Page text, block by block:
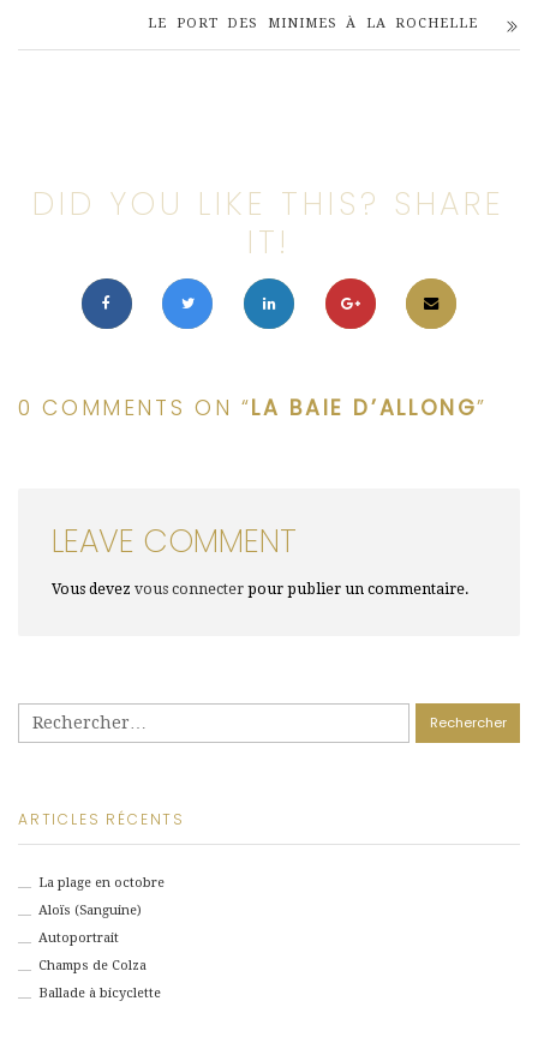
LE PORT DES MINIMES À LA ROCHELLE
DID YOU LIKE THIS? SHARE
IT!
0 COMMENTS ON “LA BAIE D’ALLONG”
LEAVE COMMENT
Vous devez vous connecter pour publier un commentaire.
ARTICLES RÉCENTS
La plage en octobre
Aloïs (Sanguine)
Autoportrait
Champs de Colza
Ballade à bicyclette